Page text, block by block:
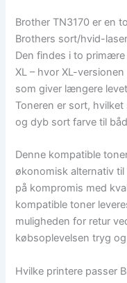
Brother TN3170 er en
Brothers sort/hvid-
Den findes i to
XL – hvor XL-
som giver længere
Toneren er sort,
og dyb sort farve til
Denne kompatible
økonomisk alternativ
på kompromis med
kompatible toner
muligheden for retur
købsoplevelsen tryg
Hvilke printere passer